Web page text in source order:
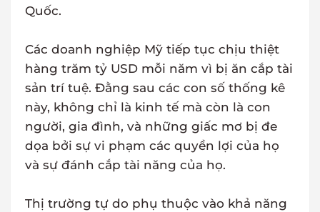
Quốc.
Các doanh nghiệp Mỹ tiếp tục chịu thiệt
hàng trăm tỷ USD mỗi năm vì bị ăn cắp tài
sản trí tuệ. Đằng sau các con số thống kê
này, không chỉ là kinh tế mà còn là con
người, gia đình, và những giấc mơ bị đe
dọa bởi sự vi phạm các quyền lợi của họ
và sự đánh cắp tài năng của họ.
Thị trường tự do phụ thuộc vào khả năng